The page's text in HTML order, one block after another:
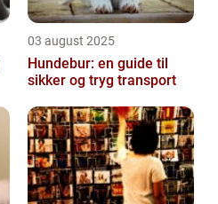
03 august 2025
Hundebur: en guide til
sikker og tryg transport